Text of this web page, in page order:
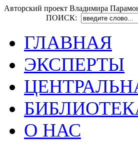
Авторский проект Владимира
ПОИСК:
ГЛАВНАЯ
ЭКСПЕРТЫ
О НАС